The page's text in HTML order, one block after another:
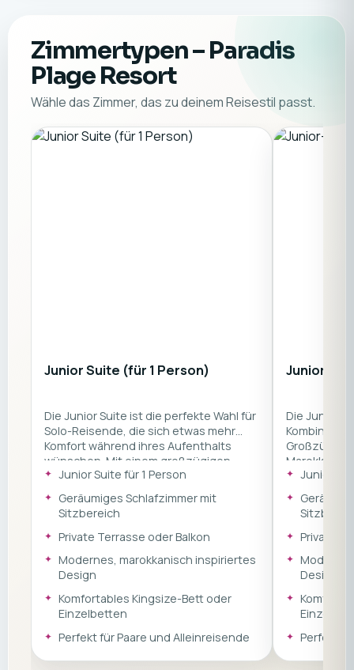
Zimmertypen– Paradis
Plage Resort
Wähle das Zimmer, das zu deinem Reisestil passt.
Junior Suite (für 1 Person)
Die Junior Suite ist die perfekte Wahl für
Solo-Reisende, die sich etwas mehr
Komfort während ihres Aufenthalts
wünschen. Mit einem großzügigen
Schlafzimmer inklusive gemütlichem
Sitzbereich, privater Terrasse oder
Balkon und modernem marokkanisch
inspiriertem Design bietet sie den
idealen Rückzugsort zum Entspannen
Marokkos.
Junior Suite für 1 Person
Geräumiges Schlafzimmer mit
Sitzbereich
Private Terrasse oder Balkon
Modernes, marokkanisch inspiriertes
Design
Komfortables Kingsize-Bett oder
Einzelbetten
Perfekt für Paare und Alleinreisende
Junior-
Die Junior
Marokko.
Balkon
Wahl, um
Energie zu
Junior
Private
Design
Perfekt